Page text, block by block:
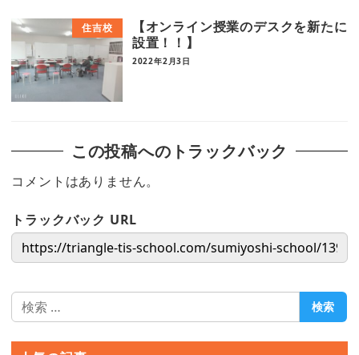
住吉校
【オンライン授業のデスクを新たに
設置！！】
2022年2月3日
この投稿へのトラックバック
コメントはありません。
トラックバック URL
検
索
検索